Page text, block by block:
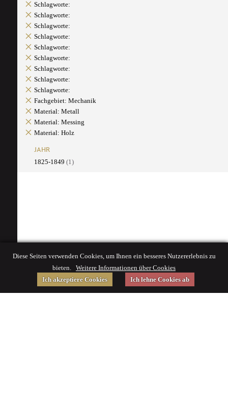
Schlagworte:
Schlagworte:
Schlagworte:
Schlagworte:
Schlagworte:
Schlagworte:
Schlagworte:
Schlagworte:
Schlagworte:
Fachgebiet: Mechanik
Material: Metall
Material: Messing
Material: Holz
JAHR
1825-1849 (1)
Diese Seiten verwenden Cookies, um Ihnen ein besseres Nutzererlebnis zu
bieten. Weitere Informationen über Cookies
Ich akzeptiere Cookies
Ich lehne Cookies ab